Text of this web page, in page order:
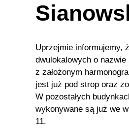
Uprzejmie informujemy,
dwulokalowych o
z założonym
jest już pod strop oraz
W pozostałych
wykonywane są już we
11.